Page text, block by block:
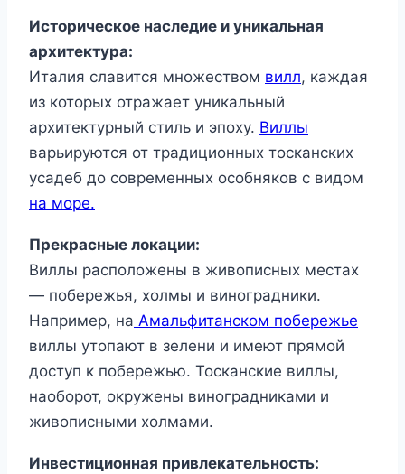
Историческое наследие и уникальная
архитектура:
Италия славится множеством вилл, каждая
из которых отражает уникальный
архитектурный стиль и эпоху. Виллы
варьируются от традиционных тосканских
усадеб до современных особняков с видом
на море.
Прекрасные локации:
Виллы расположены в живописных местах
— побережья, холмы и виноградники.
Например, на Амальфитанском побережье
виллы утопают в зелени и имеют прямой
доступ к побережью. Тосканские виллы,
наоборот, окружены виноградниками и
живописными холмами.
Инвестиционная привлекательность: